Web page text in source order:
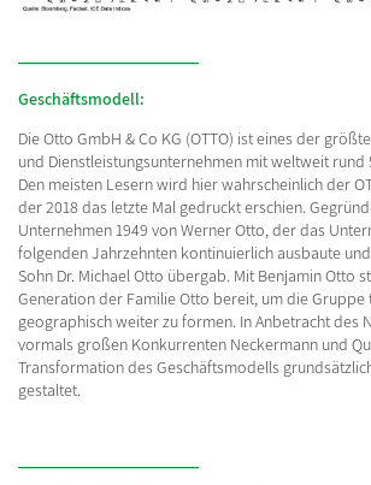
Geschäftsmodell:
Die Otto GmbH & Co KG (OTTO) ist eines der
und Dienstleistungsunternehmen mit weltweit rund
Den meisten Lesern wird hier wahrscheinlich der
der 2018 das letzte Mal gedruckt erschien.
Unternehmen 1949 von Werner Otto, der das
folgenden Jahrzehnten kontinuierlich ausbaute
Sohn Dr. Michael Otto übergab. Mit Benjamin Otto
Generation der Familie Otto bereit, um die Gruppe
geographisch weiter zu formen. In Anbetracht des
vormals großen Konkurrenten Neckermann und
Transformation des Geschäftsmodells
gestaltet.